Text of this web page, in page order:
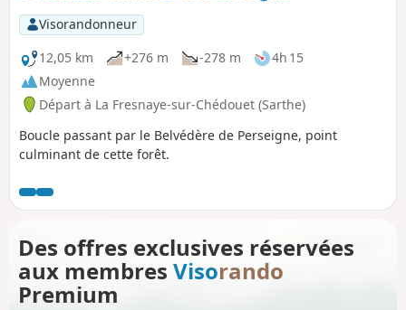
sauvages.
Visorandonneur
12,05 km
+276 m -278 m
4h 15
Moyenne
Départ à La Fresnaye-sur-Chédouet (Sarthe)
Boucle passant par le Belvédère de Perseigne, point
culminant de cette forêt.
Des offres exclusives réservées
aux membres Visorando
Premium